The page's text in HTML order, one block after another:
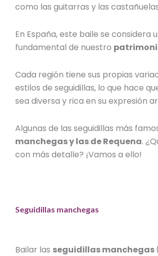
como las guitarras y las
En España, este baile se considera
fundamental de nuestro
Cada región tiene sus propias
estilos de seguidillas, lo que hace
sea diversa y rica en su expresión
Algunas de las seguidillas más
manchegas y las de Requena.
con más detalle? ¡Vamos a ello!
Seguidillas manchegas
Bailar las seguidillas manchegas